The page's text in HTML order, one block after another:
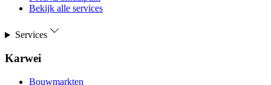
Bekijk alle services
Services
Karwei
Bouwmarkten